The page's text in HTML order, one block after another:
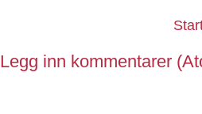
Legg inn kommentarer